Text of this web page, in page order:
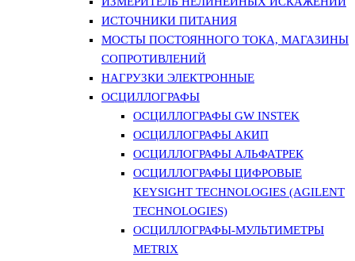
ИСТОЧНИКИ ПИТАНИЯ
МОСТЫ ПОСТОЯННОГО ТОКА, МАГАЗИНЫ
СОПРОТИВЛЕНИЙ
НАГРУЗКИ ЭЛЕКТРОННЫЕ
ОСЦИЛЛОГРАФЫ
ОСЦИЛЛОГРАФЫ GW INSTEK
ОСЦИЛЛОГРАФЫ АКИП
ОСЦИЛЛОГРАФЫ АЛЬФАТРЕК
ОСЦИЛЛОГРАФЫ ЦИФРОВЫЕ
KEYSIGHT TECHNOLOGIES (AGILENT
TECHNOLOGIES)
ОСЦИЛЛОГРАФЫ-МУЛЬТИМЕТРЫ
METRIX